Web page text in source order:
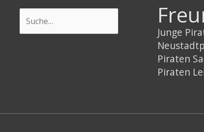
Junge
Piraten
Piraten